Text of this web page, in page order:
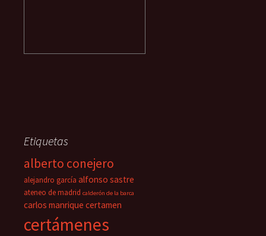
Etiquetas
alberto conejero
alejandro garcía alfonso sastre
ateneo de madrid calderón de la barca
carlos manrique certamen
certámenes